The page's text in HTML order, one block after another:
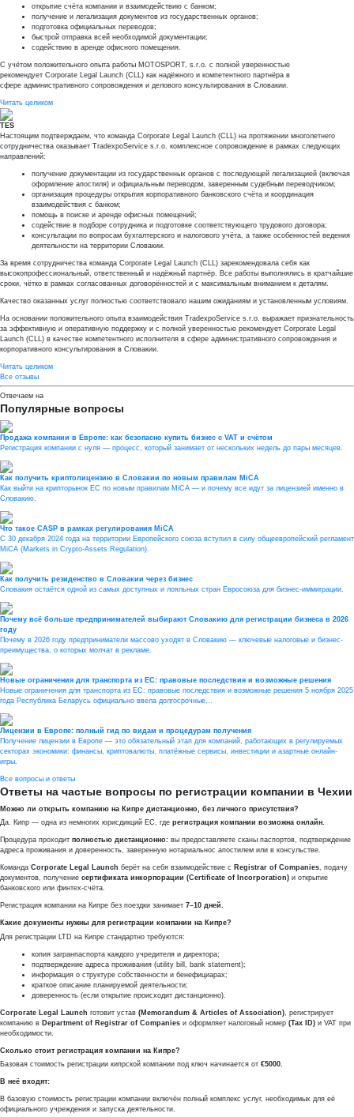
открытие счёта компании и взаимодействию с банком;
получение и легализация документов из государственных органов;
подготовка официальных переводов;
быстрой отправка всей необходимой документации;
содействию в аренде офисного помещения.
С учётом положительного опыта работы MOTOSPORT, s.r.o. с полной уверенностью
рекомендует Corporate Legal Launch (CLL) как надёжного и компетентного партнёра в
сфере административного сопровождения и делового консультирования в Словакии.
Читать целиком
TES
Настоящим подтверждаем, что команда Corporate Legal Launch (CLL) на протяжении многолетнего
сотрудничества оказывает TradexpoService s.r.o. комплексное сопровождение в рамках следующих
направлений:
получение документации из государственных органов с последующей легализацией (включая
оформление апостиля) и официальным переводом, заверенным судебным переводчиком;
организация процедуры открытия корпоративного банковского счёта и координация
взаимодействия с банком;
помощь в поиске и аренде офисных помещений;
содействие в подборе сотрудника и подготовке соответствующего трудового договора;
консультации по вопросам бухгалтерского и налогового учёта, а также особенностей ведения
деятельности на территории Словакии.
За время сотрудничества команда Corporate Legal Launch (CLL) зарекомендовала себя как
высокопрофессиональный, ответственный и надёжный партнёр. Все работы выполнялись в кратчайшие
сроки, чётко в рамках согласованных договорённостей и с максимальным вниманием к деталям.
Качество оказанных услуг полностью соответствовало нашим ожиданиям и установленным условиям.
На основании положительного опыта взаимодействия TradexpoService s.r.o. выражает признательность
за эффективную и оперативную поддержку и с полной уверенностью рекомендует Corporate Legal
Launch (CLL) в качестве компетентного исполнителя в сфере административного сопровождения и
корпоративного консультирования в Словакии.
Читать целиком
Все отзывы
Отвечаем на
Популярные вопросы
Продажа компании в Европе: как безопасно купить бизнес с VAT и счётом
Регистрация компании с нуля — процесс, который занимает от нескольких недель до пары месяцев.
Как получить криптолицензию в Словакии по новым правилам MiCA
Как выйти на крипторынок ЕС по новым правилам MiCA — и почему все идут за лицензией именно в
Словакию.
Что такое CASP в рамках регулирования MiCA
С 30 декабря 2024 года на территории Европейского союза вступил в силу общеевропейский регламент
MiCA (Markets in Crypto-Assets Regulation).
Как получить резиденство в Словакии через бизнес
Словакия остаётся одной из самых доступных и лояльных стран Евросоюза для бизнес-иммиграции.
Почему всё больше предпринимателей выбирают Словакию для регистрации бизнеса в 2026
году
Почему в 2026 году предприниматели массово уходят в Словакию — ключевые налоговые и бизнес-
преимущества, о которых молчат в рекламе.
Новые ограничения для транспорта из ЕС: правовые последствия и возможные решения
Новые ограничения для транспорта из ЕС: правовые последствия и возможные решения 5 ноября 2025
года Республика Беларусь официально ввела долгосрочные…
Лицензии в Европе: полный гид по видам и процедурам получения
Получение лицензии в Европе — это обязательный этап для компаний, работающих в регулируемых
секторах экономики: финансы, криптовалюты, платёжные сервисы, инвестиции и азартные онлайн-
игры.
Все вопросы и ответы
Ответы на частые вопросы по регистрации компании в Чехии
Можно ли открыть компанию на Кипре дистанционно, без личного присутствия?
Да. Кипр — одна из немногих юрисдикций ЕС, где регистрация компании возможна онлайн.
Процедура проходит полностью дистанционно: вы предоставляете сканы паспортов, подтверждение
адреса проживания и доверенность, заверенную нотариальнос апостилем или в консульстве.
Команда Corporate Legal Launch берёт на себя взаимодействие с Registrar of Companies, подачу
документов, получение сертификата инкорпорации (Certificate of Incorporation) и открытие
банковского или финтех-счёта.
Регистрация компании на Кипре без поездки занимает 7–10 дней.
Какие документы нужны для регистрации компании на Кипре?
Для регистрации LTD на Кипре стандартно требуются:
копия загранпаспорта каждого учредителя и директора;
подтверждение адреса проживания (utility bill, bank statement);
информация о структуре собственности и бенефициарах;
краткое описание планируемой деятельности;
доверенность (если открытие происходит дистанционно).
Corporate Legal Launch готовит устав (Memorandum & Articles of Association) , регистрирует
компанию в Department of Registrar of Companies и оформляет налоговый номер (Tax ID) и VAT при
необходимости.
Сколько стоит регистрация компании на Кипре?
Базовая стоимость регистрации кипрской компании под ключ начинается от €5000.
В неё входят:
В базовую стоимость регистрации компании включён полный комплекс услуг, необходимых для её
официального учреждения и запуска деятельности.